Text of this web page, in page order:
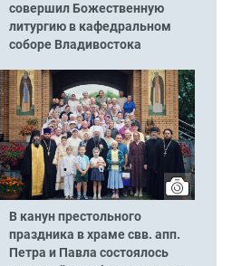
совершил Божественную
литургию в кафедральном
соборе Владивостока
В канун престольного
праздника в храме свв. апп.
Петра и Павла состоялось